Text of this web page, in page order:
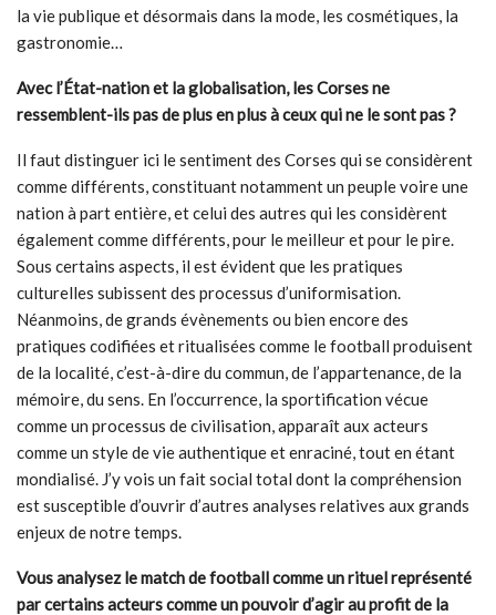
la vie publique et désormais dans la mode, les cosmétiques, la
gastronomie…
Avec l’État-nation et la globalisation, les Corses ne
ressemblent-ils pas de plus en plus à ceux qui ne le sont pas ?
Il faut distinguer ici le sentiment des Corses qui se considèrent
comme différents, constituant notamment un peuple voire une
nation à part entière, et celui des autres qui les considèrent
également comme différents, pour le meilleur et pour le pire.
Sous certains aspects, il est évident que les pratiques
culturelles subissent des processus d’uniformisation.
Néanmoins, de grands évènements ou bien encore des
pratiques codifiées et ritualisées comme le football produisent
de la localité, c’est-à-dire du commun, de l’appartenance, de la
mémoire, du sens. En l’occurrence, la sportification vécue
comme un processus de civilisation, apparaît aux acteurs
comme un style de vie authentique et enraciné, tout en étant
mondialisé. J’y vois un fait social total dont la compréhension
est susceptible d’ouvrir d’autres analyses relatives aux grands
enjeux de notre temps.
Vous analysez le match de football comme un rituel représenté
par certains acteurs comme un pouvoir d’agir au profit de la